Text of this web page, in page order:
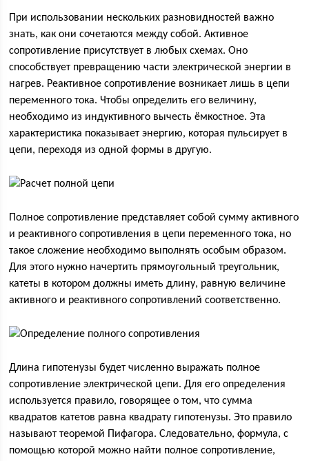
При использовании нескольких разновидностей важно
знать, как они сочетаются между собой. Активное
сопротивление присутствует в любых схемах. Оно
способствует превращению части электрической энергии в
нагрев. Реактивное сопротивление возникает лишь в цепи
переменного тока. Чтобы определить его величину,
необходимо из индуктивного вычесть ёмкостное. Эта
характеристика показывает энергию, которая пульсирует в
цепи, переходя из одной формы в другую.
Полное сопротивление представляет собой сумму активного
и реактивного сопротивления в цепи переменного тока, но
такое сложение необходимо выполнять особым образом.
Для этого нужно начертить прямоугольный треугольник,
катеты в котором должны иметь длину, равную величине
активного и реактивного сопротивлений соответственно.
Длина гипотенузы будет численно выражать полное
сопротивление электрической цепи. Для его определения
используется правило, говорящее о том, что сумма
квадратов катетов равна квадрату гипотенузы. Это правило
называют теоремой Пифагора. Следовательно, формула, с
помощью которой можно найти полное сопротивление,